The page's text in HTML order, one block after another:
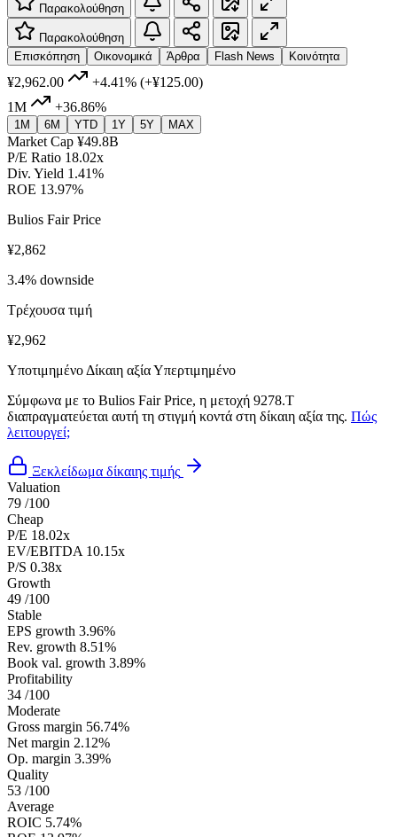
Παρακολούθηση
Παρακολούθηση
Επισκόπηση
Οικονομικά Άρθρα Flash News Κοινότητα
¥2,962.00 +4.41% (+¥125.00)
1M
+36.86%
1M 6M YTD 1Y 5Y MAX
Market Cap ¥49.8B
P/E Ratio 18.02x
Div. Yield 1.41%
ROE 13.97%
Bulios Fair Price
¥2,862
3.4% downside
Τρέχουσα τιμή
¥2,962
Υποτιμημένο Δίκαιη αξίαΥπερτιμημένο
Σύμφωνα με το Bulios Fair Price, η μετοχή 9278.T
διαπραγματεύεται αυτή τη στιγμή κοντά στη δίκαιη αξία της. Πώς
λειτουργεί;
Ξεκλείδωμα δίκαιης τιμής
Valuation
79 /100
Cheap
P/E 18.02x
EV/EBITDA 10.15x
P/S 0.38x
Growth
49 /100
Stable
EPS growth 3.96%
Rev. growth 8.51%
Book val. growth 3.89%
Profitability
34 /100
Moderate
Gross margin 56.74%
Net margin 2.12%
Op. margin 3.39%
Quality
53 /100
Average
ROIC 5.74%